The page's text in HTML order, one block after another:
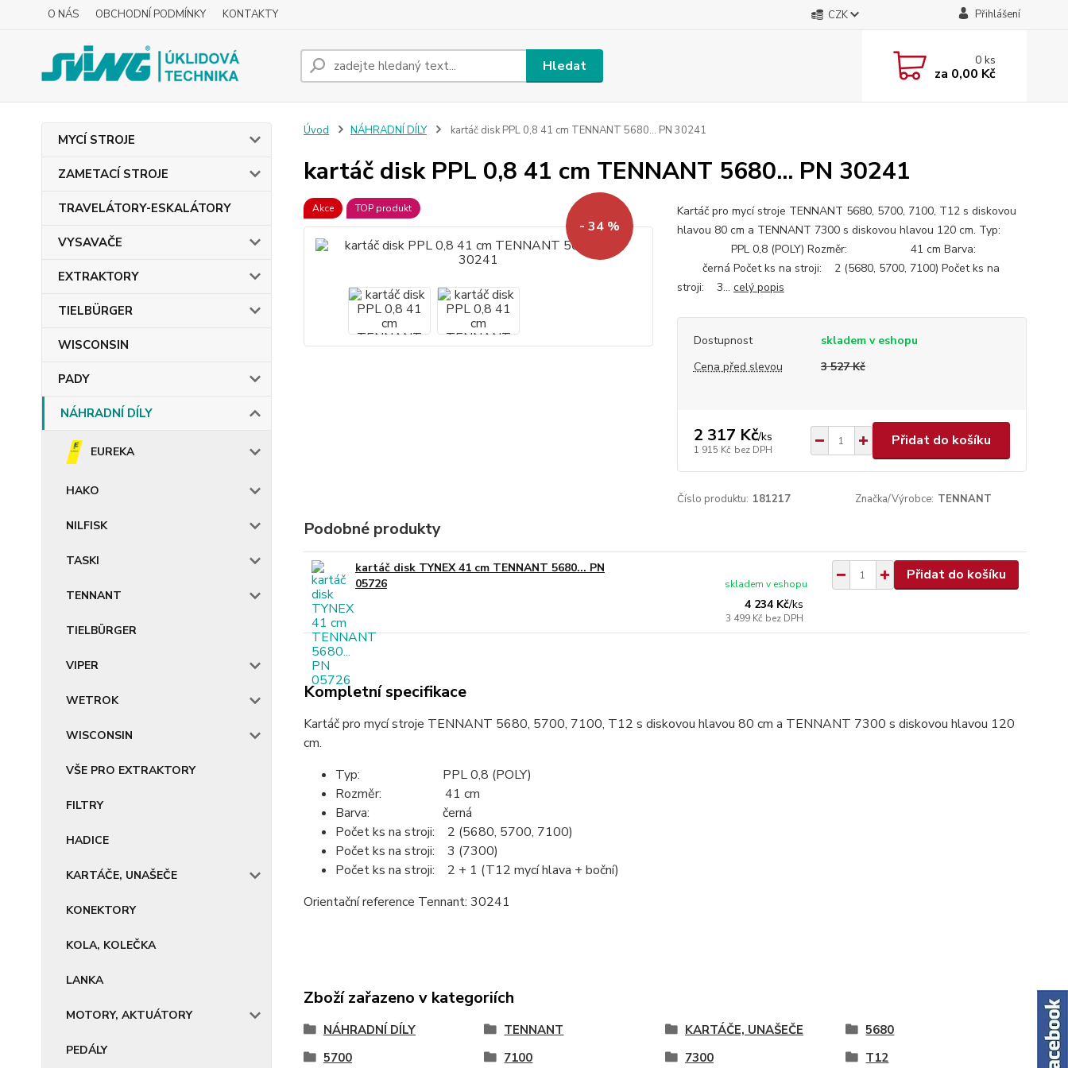
O NÁS OBCHODNÍ PODMÍNKY KONTAKTY CZK Přihlášení
Hledat 0ks
za 0,00 Kč
MYCÍ STROJE
ZAMETACÍ STROJE
TRAVELÁTORY-ESKALÁTORY
VYSAVAČE
EXTRAKTORY
TIELBÜRGER
WISCONSIN
PADY
NÁHRADNÍ DÍLY
EUREKA
HAKO
NILFISK
TASKI
TENNANT
TIELBÜRGER
VIPER
WETROK
WISCONSIN
VŠE PRO EXTRAKTORY
FILTRY
HADICE
KARTÁČE, UNAŠEČE
KONEKTORY
KOLA, KOLEČKA
LANKA
MOTORY, AKTUÁTORY
PEDÁLY
Úvod NÁHRADNÍ DÍLY kartáč disk PPL 0,8 41 cm TENNANT 5680... PN 30241
kartáč disk PPL 0,8 41 cm TENNANT 5680... PN 30241
Akce TOP produkt
- 34 %
Kartáč pro mycí stroje TENNANT 5680, 5700, 7100, T12 s diskovou
hlavou 80 cm a TENNANT 7300 s diskovou hlavou 120 cm. Typ:
PPL 0,8 (POLY) Rozměr: 41 cm Barva:
černá Počet ks na stroji: 2 (5680, 5700, 7100) Počet ks na
stroji: 3... celý popis
Dostupnost
skladem v eshopu
Cena před slevou
3 527 Kč
2 317 Kč/ks
1 915 Kč bez DPH
Přidat do košíku
Číslo produktu: 181217 Značka/Výrobce: TENNANT
Podobné produkty
kartáč disk TYNEX 41 cm TENNANT 5680... PN
05726
4 234 Kč/ks
3 499 Kč bez DPH
skladem v eshopu
Přidat do košíku
Kompletní specifikace
Kartáč pro mycí stroje TENNANT 5680, 5700, 7100, T12 s diskovou hlavou 80 cm a TENNANT 7300 s diskovou hlavou 120
cm.
Typ: PPL 0,8 (POLY)
Rozměr: 41 cm
Barva: černá
Počet ks na stroji: 2 (5680, 5700, 7100)
Počet ks na stroji: 3 (7300)
Počet ks na stroji: 2 + 1 (T12 mycí hlava + boční)
Orientační reference Tennant: 30241
Zboží zařazeno v kategoriích
NÁHRADNÍ DÍLY TENNANT KARTÁČE, UNAŠEČE
5680
5700
7100 7300
T12